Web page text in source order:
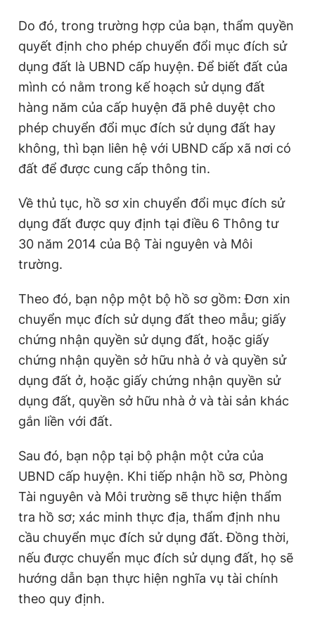
Do đó, trong trường hợp của bạn, thẩm quyền
quyết định cho phép chuyển đổi mục đích sử
dụng đất là UBND cấp huyện. Để biết đất của
mình có nằm trong kế hoạch sử dụng đất
hàng năm của cấp huyện đã phê duyệt cho
phép chuyển đổi mục đích sử dụng đất hay
không, thì bạn liên hệ với UBND cấp xã nơi có
đất để được cung cấp thông tin.
Về thủ tục, hồ sơ xin chuyển đổi mục đích sử
dụng đất được quy định tại điều 6 Thông tư
30 năm 2014 của Bộ Tài nguyên và Môi
trường.
Theo đó, bạn nộp một bộ hồ sơ gồm: Đơn xin
chuyển mục đích sử dụng đất theo mẫu; giấy
chứng nhận quyền sử dụng đất, hoặc giấy
chứng nhận quyền sở hữu nhà ở và quyền sử
dụng đất ở, hoặc giấy chứng nhận quyền sử
dụng đất, quyền sở hữu nhà ở và tài sản khác
gắn liền với đất.
Sau đó, bạn nộp tại bộ phận một cửa của
UBND cấp huyện. Khi tiếp nhận hồ sơ, Phòng
Tài nguyên và Môi trường sẽ thực hiện thẩm
tra hồ sơ; xác minh thực địa, thẩm định nhu
cầu chuyển mục đích sử dụng đất. Đồng thời,
nếu được chuyển mục đích sử dụng đất, họ sẽ
hướng dẫn bạn thực hiện nghĩa vụ tài chính
theo quy định.